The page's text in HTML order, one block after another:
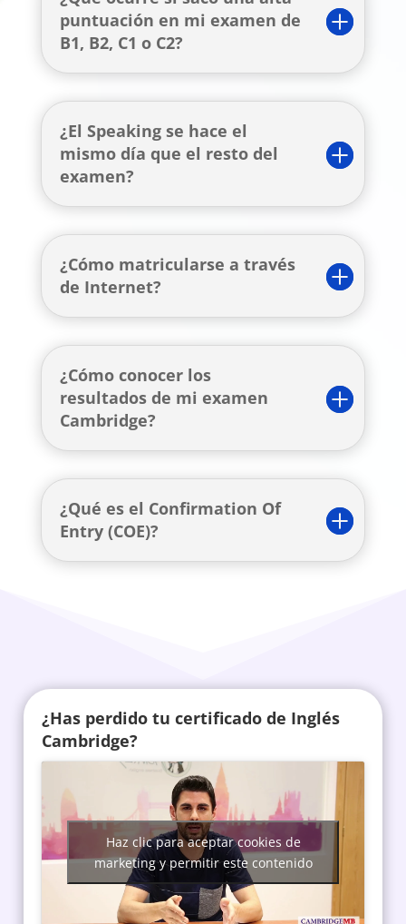
puntuación en mi examen de
B1, B2, C1 o C2?
¿El Speaking se hace el
mismo día que el resto del
examen?
¿Cómo matricularse a través
de Internet?
¿Cómo conocer los
resultados de mi examen
Cambridge?
¿Qué es el Confirmation Of
Entry (COE)?
¿Has perdido tu certificado de Inglés
Cambridge?
Haz clic para aceptar cookies de
marketing y permitir este contenido